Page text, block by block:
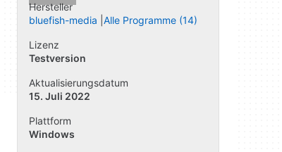
Hersteller
bluefish-media Alle Programme (14)
Lizenz
Testversion
Aktualisierungsdatum
15. Juli 2022
Plattform
Windows